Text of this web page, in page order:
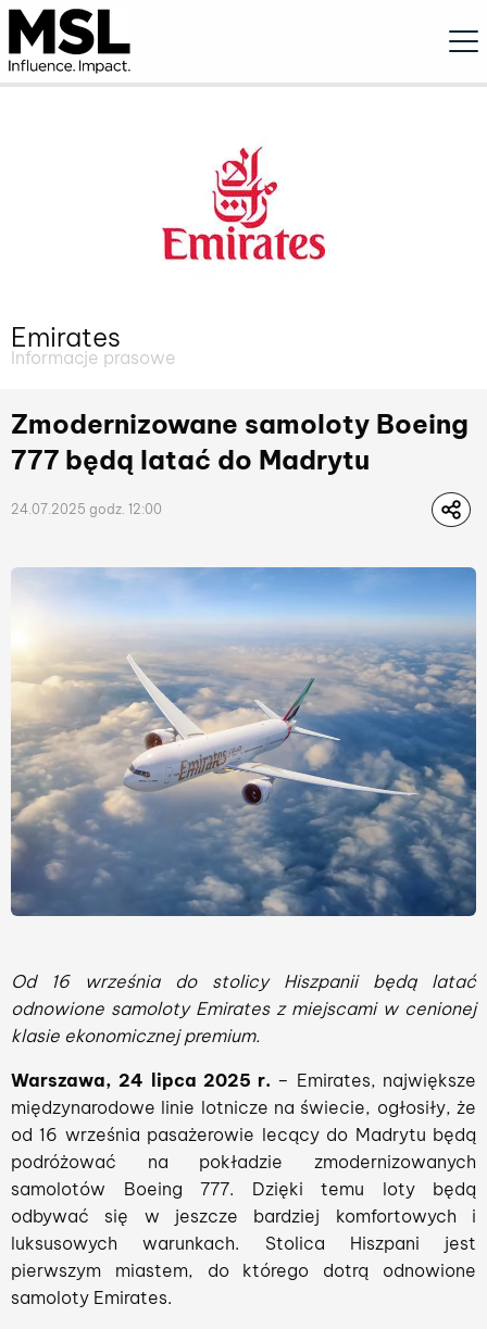
Emirates
Informacje prasowe
Zmodernizowane samoloty Boeing
777 będą latać do Madrytu
24.07.2025 godz. 12:00
Od 16 września do stolicy Hiszpanii będą latać
odnowione samoloty Emirates z miejscami w cenionej
klasie ekonomicznej premium.
Warszawa, 24 lipca 2025 r. – Emirates, największe
międzynarodowe linie lotnicze na świecie, ogłosiły, że
od 16 września pasażerowie lecący do Madrytu będą
podróżować na pokładzie zmodernizowanych
samolotów Boeing 777. Dzięki temu loty będą
odbywać się w jeszcze bardziej komfortowych i
luksusowych warunkach. Stolica Hiszpani jest
pierwszym miastem, do którego dotrą odnowione
samoloty Emirates.